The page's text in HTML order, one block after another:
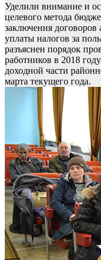
Уделили внимание и
целевого метода
заключения
уплаты налогов за
разъяснен порядок
работников в 2018
доходной части
марта текущего года.